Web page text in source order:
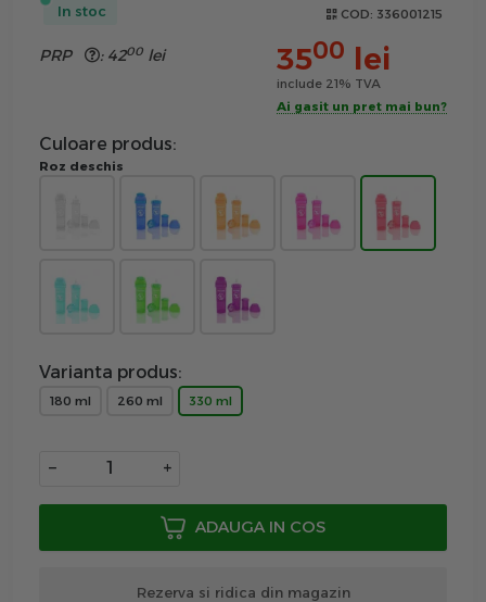
In stoc COD: 336001215
PRP : 4200 lei 3500 lei
include 21% TVA
Ai gasit un pret mai bun?
Culoare produs:
Roz deschis
Varianta produs:
180 ml 260 ml 330 ml
− +
ADAUGA IN COS
Rezerva si ridica din magazin